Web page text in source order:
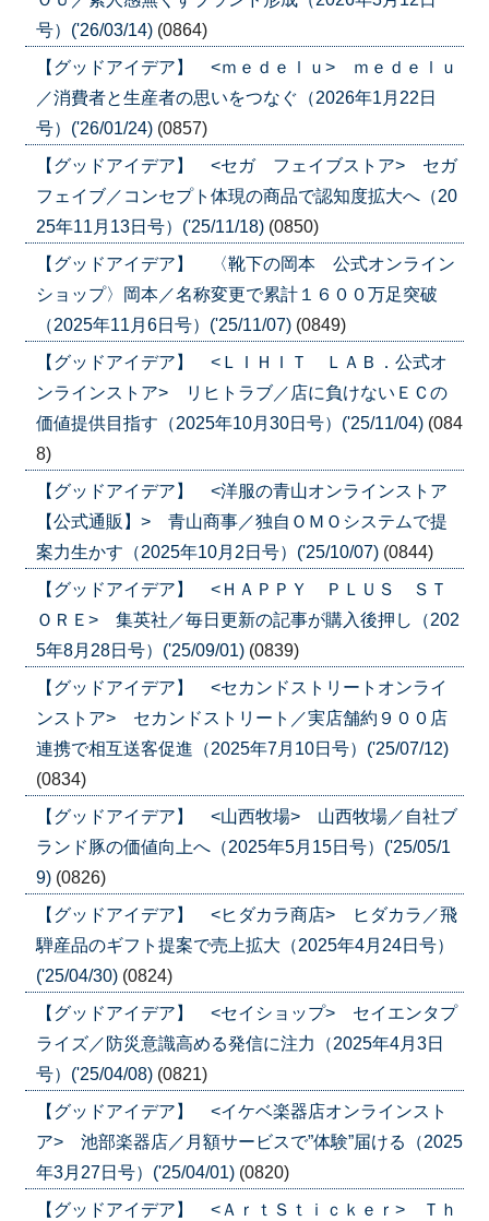
号）('26/03/14) (0864)
【グッドアイデア】 <ｍｅｄｅｌｕ> ｍｅｄｅｌｕ
／消費者と生産者の思いをつなぐ（2026年1月22日
号）('26/01/24) (0857)
【グッドアイデア】 <セガ フェイブストア> セガ
フェイブ／コンセプト体現の商品で認知度拡大へ（20
25年11月13日号）('25/11/18) (0850)
【グッドアイデア】 〈靴下の岡本 公式オンライン
ショップ〉岡本／名称変更で累計１６００万足突破
（2025年11月6日号）('25/11/07) (0849)
【グッドアイデア】 <ＬＩＨＩＴ ＬＡＢ．公式オ
ンラインストア> リヒトラブ／店に負けないＥＣの
価値提供目指す（2025年10月30日号）('25/11/04) (084
8)
【グッドアイデア】 <洋服の青山オンラインストア
【公式通販】> 青山商事／独自ＯＭＯシステムで提
案力生かす（2025年10月2日号）('25/10/07) (0844)
【グッドアイデア】 <ＨＡＰＰＹ ＰＬＵＳ ＳＴ
ＯＲＥ> 集英社／毎日更新の記事が購入後押し（202
5年8月28日号）('25/09/01) (0839)
【グッドアイデア】 <セカンドストリートオンライ
ンストア> セカンドストリート／実店舗約９００店
連携で相互送客促進（2025年7月10日号）('25/07/12)
(0834)
【グッドアイデア】 <山西牧場> 山西牧場／自社ブ
ランド豚の価値向上へ（2025年5月15日号）('25/05/1
9) (0826)
【グッドアイデア】 <ヒダカラ商店> ヒダカラ／飛
騨産品のギフト提案で売上拡大（2025年4月24日号）
('25/04/30) (0824)
【グッドアイデア】 <セイショップ> セイエンタプ
ライズ／防災意識高める発信に注力（2025年4月3日
号）('25/04/08) (0821)
【グッドアイデア】 <イケベ楽器店オンラインスト
ア> 池部楽器店／月額サービスで”体験”届ける（2025
年3月27日号）('25/04/01) (0820)
【グッドアイデア】 <ＡｒｔＳｔｉｃｋｅｒ> Ｔｈ